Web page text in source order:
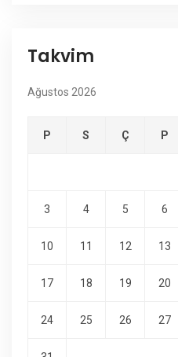
Takvim
Ağustos 2026
P S Ç P
3 4 5 6
10 11 12 13
17 18 19 20
24 25 26 27